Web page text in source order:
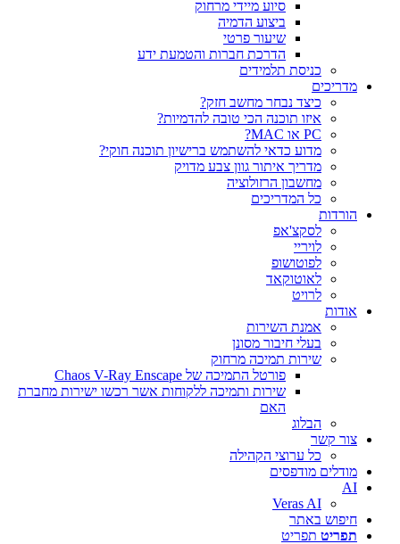
סיוע מיידי מרחוק
ביצוע הדמיה
שיעור פרטי
הדרכת חברות והטמעת ידע
כניסת תלמידים
מדריכים
כיצד נבחר מחשב חזק?
איזו תוכנה הכי טובה להדמיות?‎‎
PC או MAC?
מדוע כדאי להשתמש ברישיון תוכנה חוקי?
מדריך איתור גוון צבע מדויק
מחשבון הרזולוציה
כל המדריכים
הורדות
לסקצ'אפ
לויריי
לפוטושופ
לאוטוקאד
לרויט
אודות
אמנת השירות
בעלי חיבור מסונן
שירות תמיכה מרחוק
פורטל התמיכה של Chaos V-Ray Enscape
שירות ותמיכה ללקוחות אשר רכשו ישירות מחברת
האם
הבלוג
צור קשר
כל ערוצי הקהילה
מודלים מודפסים
AI
Veras AI
חיפוש באתר
תפריט תפריט